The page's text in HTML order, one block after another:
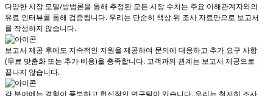
다양한 시장 모델/방법론을 통해 추정된 모든 시장 수치는 주요 이해관계자와의
유료 인터뷰를 통해 검증됩니다. 우리는 단순히 책상 위 조사 자료만으로 보고서
를 작성하지 않습니다.
보고서 제공 후에도 지속적인 지원을 제공하여 문의에 대응하고 추가 요구 사항
(무료 맞춤화 또는 추가 비용)을 충족합니다. 고객과의 관계는 보고서 제공으로
끝나지 않습니다.
각 분야에는 경험이 풍부하고 헌신적인 연구팀이 있습니다. 우리는 철저히 조사